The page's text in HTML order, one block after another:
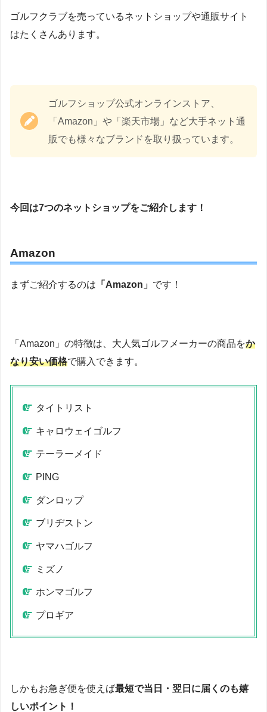
ゴルフクラブを売っているネットショップや通販サイト
はたくさんあります。
ゴルフショップ公式オンラインストア、
「Amazon」や「楽天市場」など大手ネット通
販でも様々なブランドを取り扱っています。
今回は7つのネットショップをご紹介します！
Amazon
まずご紹介するのは 「Amazon」 です！
「Amazon」の特徴は、大人気ゴルフメーカーの商品をか
なり安い価格で購入できます。
タイトリスト
キャロウェイゴルフ
テーラーメイド
PING
ダンロップ
ブリヂストン
ヤマハゴルフ
ミズノ
ホンマゴルフ
プロギア
しかもお急ぎ便を使えば最短で当日・翌日に届くのも嬉
しいポイント！